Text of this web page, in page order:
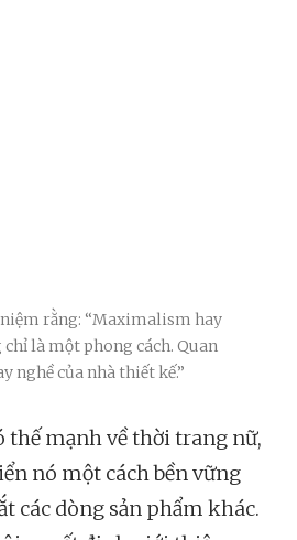
rằng: “Maximalism hay
là một phong cách. Quan
nghề của nhà thiết kế.”
thế mạnh về thời trang nữ,
nó một cách bền vững
các dòng sản phẩm khác.